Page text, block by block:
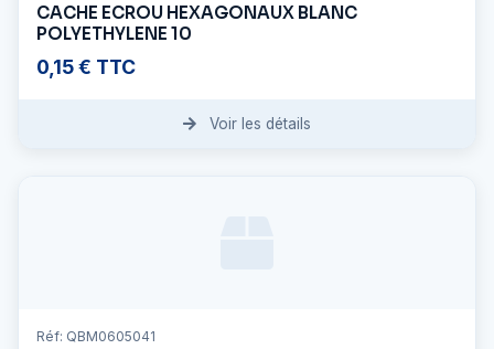
CACHE ECROU HEXAGONAUX BLANC
POLYETHYLENE 10
0,15 € TTC
Voir les détails
Réf: QBM0605041